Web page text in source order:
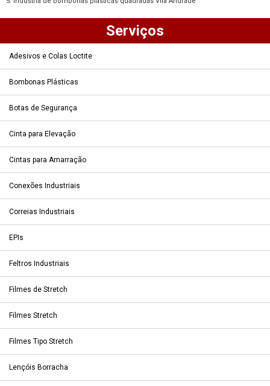
Serviços
Adesivos e Colas Loctite
Bombonas Plásticas
Botas de Segurança
Cinta para Elevação
Cintas para Amarração
Conexões Industriais
Correias Industriais
EPIs
Feltros Industriais
Filmes de Stretch
Filmes Stretch
Filmes Tipo Stretch
Lençóis Borracha